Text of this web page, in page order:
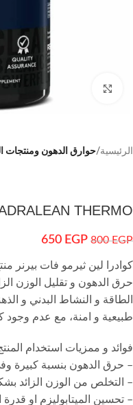
اضغط للتكبير
الرئيسية حوارق الدهون ومنتجات
THERMO
800EGP
650 EGP
كوادرا لين ثيرمو فات بيرنر
حرق الدهون و تقليل الوزن
الطاقة و النشاط البدني و
طبيعية و امنة، مع عدم